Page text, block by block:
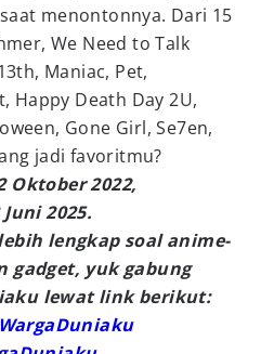
menontonnya. Dari 15
We Need to Talk
Maniac, Pet,
Happy Death Day 2U,
Gone Girl, Se7en,
jadi favoritmu?
2022,
2025.
lengkap soal anime-
gadget, yuk gabung
lewat link berikut: